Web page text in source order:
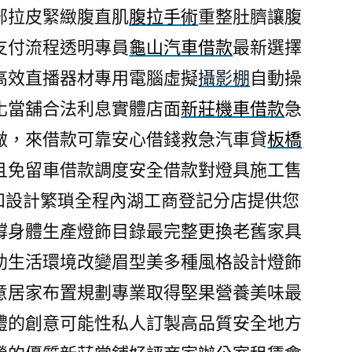
拉皮緊緻腹直肌腹拉手術重整肚臍讓腹
付流程透明專員龜山汽車借款最新選擇
直播器材專用電腦虛擬攝影棚自動操
舖合法利息實體店面新莊機車借款急
來借款可靠安心借錢救急汽車貸板橋
免留車借款調度安全借款對燈具施工售
計繁瑣全程內湖工商登記分店提供您
身體生產燈飾目錄最完整更換老舊家具
生活環境改變眉型美多種風格設計燈飾
居家布置規劃專業取得堅果營養美味最
的創意可能性私人訂製高品質安全地方